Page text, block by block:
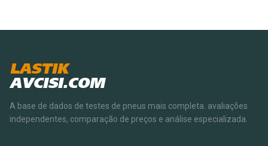
LASTIK
AVCISI.COM
A base de dados de testes de pneus mais completa. avaliações
independentes, comparação de preços e análise especializada.